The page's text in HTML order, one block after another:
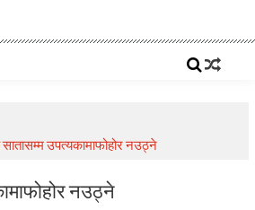
उपत्यकामाफोहोर नउठ्ने
नउठ्ने